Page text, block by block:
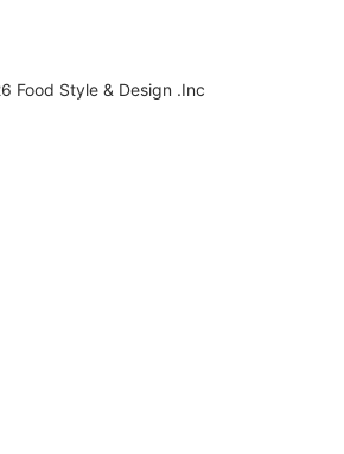
Food Style & Design .Inc